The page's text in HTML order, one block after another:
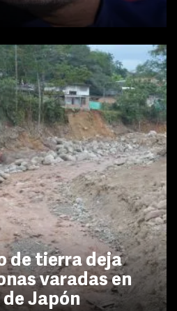
de tierra deja
varadas en
Japón